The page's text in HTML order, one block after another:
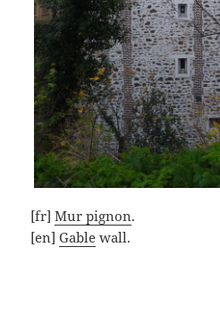
[fr]Mur pignon.
[en]Gable wall.